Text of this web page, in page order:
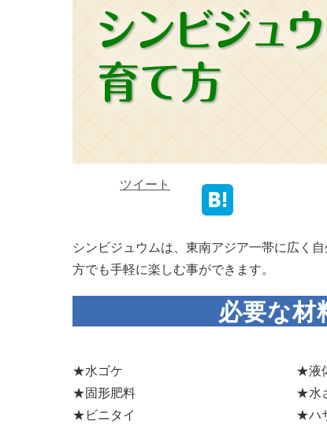
ツイート
シンビジュウムは、東南アジア一帯に広く
方でも手軽に楽しむ事ができます。
必要な材
★水ゴケ
★固形肥料
★ビニタイ
★液
★水
★ハ